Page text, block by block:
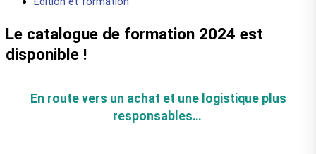
Le catalogue de formation 2024 est
disponible !
En route vers un achat et une logistique plus
responsables…